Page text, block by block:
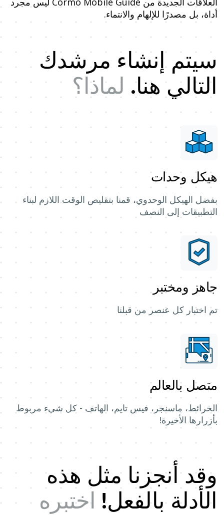
أداة، بل مصدرًا للإلهام والانتماء.
سيتم إنشاء مرشدك
التالي هنا. لماذا؟
هيكل وحدات
بفضل الهيكل الوحدوي، قمنا بتقليص الوقت اللازم لبناء
التطبيقات إلى النصف
جاهز ومختبر
تم اختبار كل عنصر من قبلنا
متصل بالعالم
الخرائط، ماسنجر، فيس تايم، الهاتف - كل شيء مربوط
بأزرارها الأخيرة!
وقد أنجزنا مثل هذه
الأدلة بالفعل! اختبره